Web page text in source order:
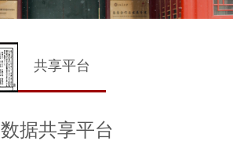
共享平台
数据共享平台